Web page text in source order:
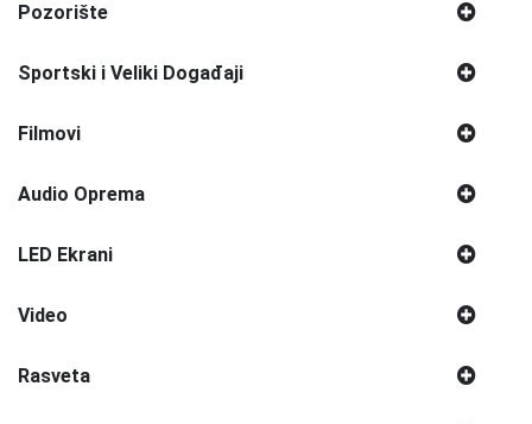
Pozorište
Sportski i Veliki Događaji
Filmovi
Audio Oprema
LED Ekrani
Video
Rasveta